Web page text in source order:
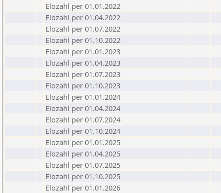
Elozahl per 01.01.2022
Elozahl per 01.04.2022
Elozahl per 01.07.2022
Elozahl per 01.10.2022
Elozahl per 01.01.2023
Elozahl per 01.04.2023
Elozahl per 01.07.2023
Elozahl per 01.10.2023
Elozahl per 01.01.2024
Elozahl per 01.04.2024
Elozahl per 01.07.2024
Elozahl per 01.10.2024
Elozahl per 01.01.2025
Elozahl per 01.04.2025
Elozahl per 01.07.2025
Elozahl per 01.10.2025
Elozahl per 01.01.2026